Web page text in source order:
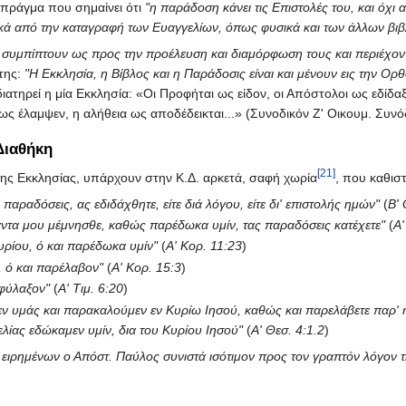
που σημαίνει ότι "η παράδοση κάνει τις Επιστολές του, και
από την καταγραφή των Ευαγγελίων, όπως φυσικά και των άλλων
ως προς την προέλευση και διαμόρφωση τους και
"Η Εκκλησία, η Βίβλος και η Παράδοσις είναι και μένουν εις την
η μία Εκκλησία: «Οι Προφήται ως είδον, οι Απόστολοι ως
έλαμψεν, η αλήθεια ως αποδέδεικται...» (Συνοδικόν Ζ' Οικουμ.
Εκκλησίας, υπάρχουν στην Κ.Δ. αρκετά, σαφή χωρία[21]
, που
παραδόσεις, ας εδιδάχθητε, είτε διά λόγου, είτε δι' επιστολής ημών"(Β'
μου μέμνησθε, καθώς παρέδωκα υμίν, τας παραδόσεις κατέχετε"(Α'
ό και παρέδωκα υμίν"(Α' Κορ. 11:23)
και παρέλαβον"(Α' Κορ. 15:3)
(Α' Τιμ. 6:20)
και παρακαλούμεν εν Κυρίω Ιησού, καθώς και παρελάβετε παρ'
εδώκαμεν υμίν, δια του Κυρίου Ιησού"(Α' Θεσ. 4:1.2)
ο Απόστ. Παύλος συνιστά ισότιμον προς τον γραπτόν λόγον